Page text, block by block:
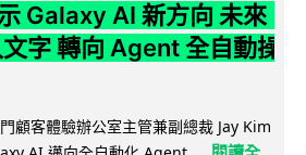
Galaxy AI 新方向 未來
字 轉向 Agent 全自動操
顧客體驗辦公室主管兼副總裁 Jay Kim